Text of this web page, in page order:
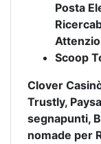
Posta
Scoop
Clover
Trustly,
segnapunti,
nomade per